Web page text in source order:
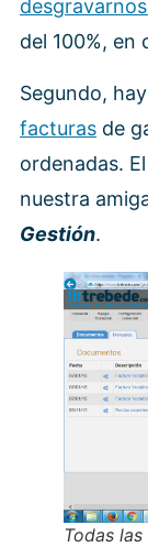
del 100%, en
Segundo,
facturas de
ordenadas.
nuestra
Gestión.
Todas